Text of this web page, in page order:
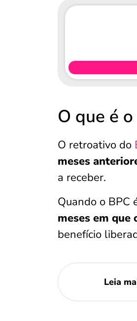
O que é
O retroativo do
meses
a receber.
Quando o BPC
meses em
benefício
Leia